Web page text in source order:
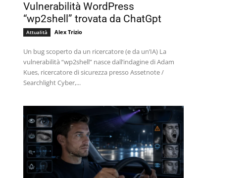
Vulnerabilità WordPress
“wp2shell” trovata da ChatGpt
Attualità Alex Trizio
Un bug scoperto da un ricercatore (e da un’IA) La
vulnerabilità “wp2shell” nasce dall’indagine di Adam
Kues, ricercatore di sicurezza presso Assetnote /
Searchlight Cyber,...